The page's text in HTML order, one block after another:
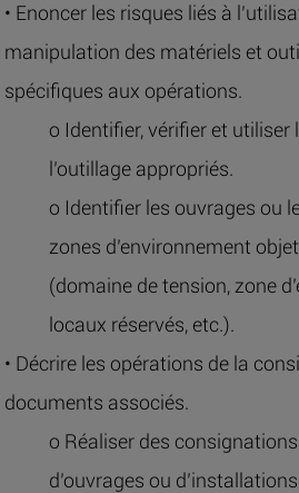
• Enoncer les risques liés à
manipulation des matériels et
spécifiques aux opérations.
o Identifier, vérifier et utiliser
l’outillage appropriés.
o Identifier les ouvrages ou
zones d’environnement
(domaine de tension, zone
locaux réservés, etc.).
• Décrire les opérations de la
documents associés.
o Réaliser des
d’ouvrages ou